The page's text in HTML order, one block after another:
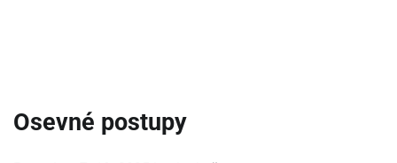
Osevné postupy